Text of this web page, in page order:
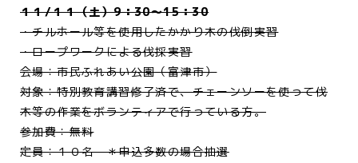
１１/１１（土）9：30～15：30
・チルホール等を使用したかかり木の伐倒実習
・ロープワークによる伐採実習
会場：市民ふれあい公園（富津市）
対象：特別教育講習修了済で、チェーンソーを使って伐
木等の作業をボランティアで行っている方。
参加費：無料
定員：１０名 ＊申込多数の場合抽選